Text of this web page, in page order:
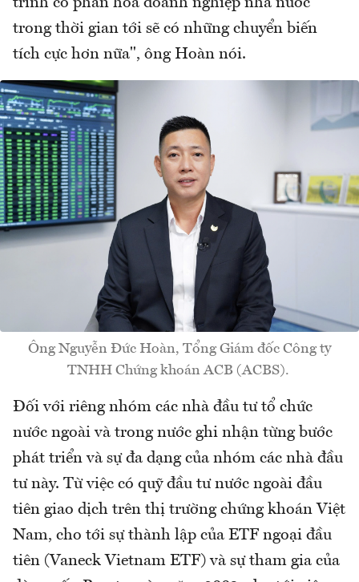
trình cổ phần hóa doanh nghiệp nhà nước
trong thời gian tới sẽ có những chuyển biến
tích cực hơn nữa", ông Hoàn nói.
Ông Nguyễn Đức Hoàn, Tổng Giám đốc Công ty
TNHH Chứng khoán ACB (ACBS).
Đối với riêng nhóm các nhà đầu tư tổ chức
nước ngoài và trong nước ghi nhận từng bước
phát triển và sự đa dạng của nhóm các nhà đầu
tư này. Từ việc có quỹ đầu tư nước ngoài đầu
tiên giao dịch trên thị trường chứng khoán Việt
Nam, cho tới sự thành lập của ETF ngoại đầu
tiên (Vaneck Vietnam ETF) và sự tham gia của